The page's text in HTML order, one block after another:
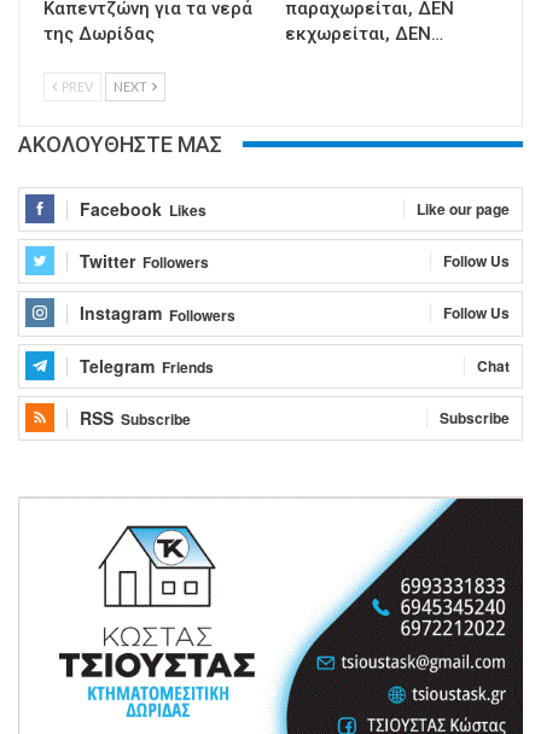
Καπεντζώνη για τα νερά
της Δωρίδας
παραχωρείται, ΔΕΝ
εκχωρείται, ΔΕΝ…
PREV NEXT
ΑΚΟΛΟΥΘΗΣΤΕ ΜΑΣ
Facebook Likes Like our page
Twitter Followers Follow Us
Instagram Followers Follow Us
Telegram Friends Chat
RSS Subscribe Subscribe